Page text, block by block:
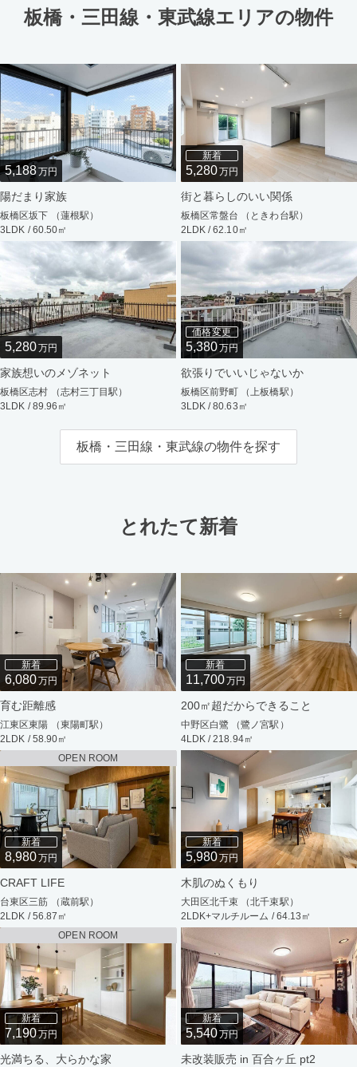
板橋・三田線・東武線エリアの物件
5,188万円
陽だまり家族
板橋区坂下 （蓮根駅）
3LDK / 60.50㎡
新着
5,280万円
街と暮らしのいい関係
板橋区常盤台 （ときわ台駅）
2LDK / 62.10㎡
5,280万円
家族想いのメゾネット
板橋区志村 （志村三丁目駅）
3LDK / 89.96㎡
価格変更
5,380万円
欲張りでいいじゃないか
板橋区前野町 （上板橋駅）
3LDK / 80.63㎡
板橋・三田線・東武線の物件を探す
とれたて新着
新着
6,080万円
育む距離感
江東区東陽 （東陽町駅）
2LDK / 58.90㎡
新着
11,700万円
200㎡超だからできること
中野区白鷺 （鷺ノ宮駅）
4LDK / 218.94㎡
OPEN ROOM
新着
8,980万円
CRAFT LIFE
台東区三筋 （蔵前駅）
2LDK / 56.87㎡
新着
5,980万円
木肌のぬくもり
大田区北千束 （北千束駅）
2LDK+マルチルーム / 64.13㎡
OPEN ROOM
新着
7,190万円
光満ちる、大らかな家
新着
5,540万円
未改装販売 in 百合ヶ丘 pt2